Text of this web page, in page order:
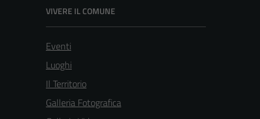
VIVERE IL COMUNE
Eventi
Luoghi
Il Territorio
Galleria Fotografica